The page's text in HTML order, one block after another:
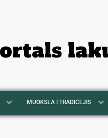
MUOKSLA I TRADICEJIS